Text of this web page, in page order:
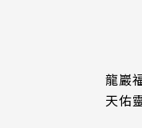
龍巖
天佑